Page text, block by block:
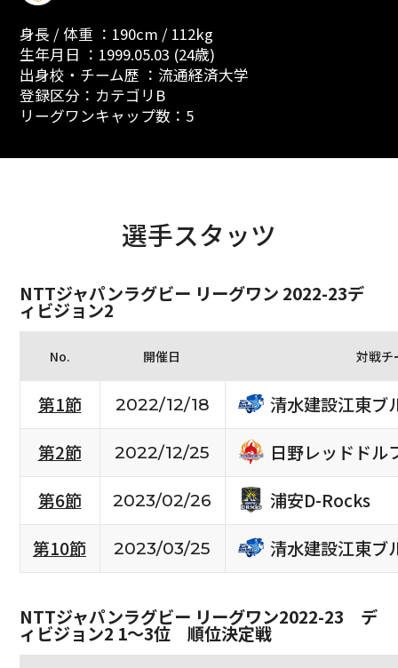
身長 / 体重 ：190cm / 112kg
生年月日 ：1999.05.03 (24歳)
出身校・チーム歴 ：流通経済大学
登録区分：カテゴリB
リーグワンキャップ数：5
選手スタッツ
NTTジャパンラグビー リーグワン 2022-23デ
ィビジョン2
No. 開催日 対戦チ
第1節 2022/12/18
清水建設江東ブ
第2節
2022/12/25
日野レッドドル
第6節
2023/02/26
浦安D-Rocks
第10節
2023/03/25 清水建設江東ブ
NTTジャパンラグビー リーグワン2022-23 デ
ィビジョン2 1〜3位 順位決定戦